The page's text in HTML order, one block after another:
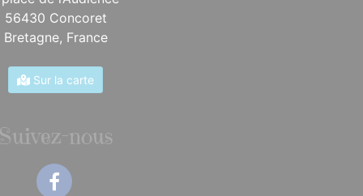
56430 Concoret
Bretagne, France
Sur la carte
Suivez-nous